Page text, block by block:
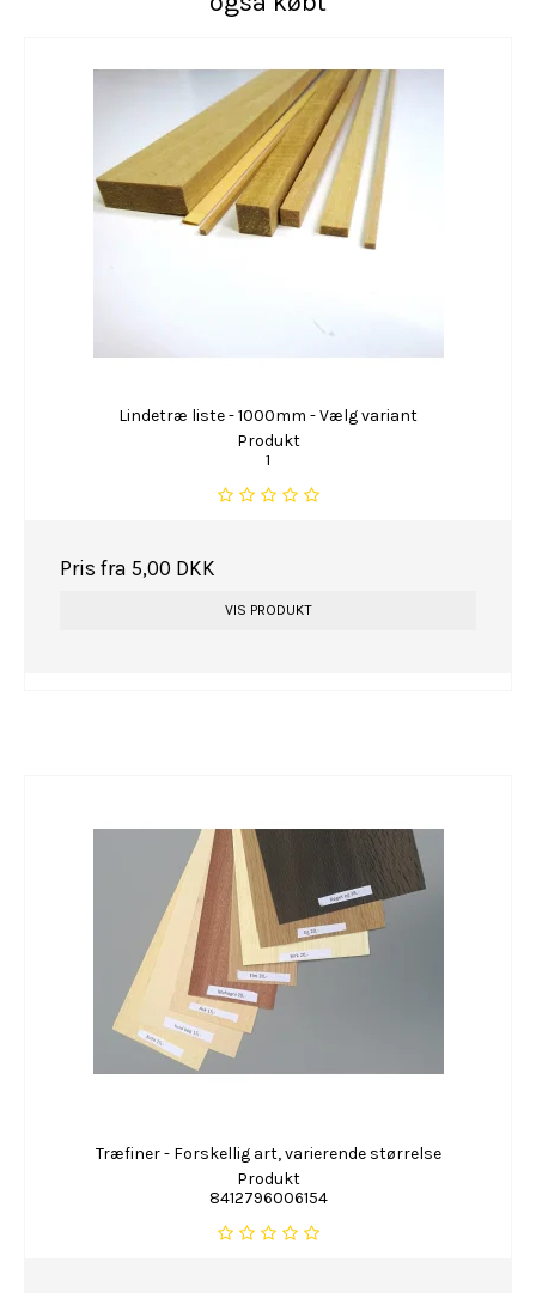
Lindetræ liste - 1000mm - Vælg variant
Produkt
1
Pris fra 5,00 DKK
VIS PRODUKT
Træfiner - Forskellig art, varierende størrelse
Produkt
8412796006154